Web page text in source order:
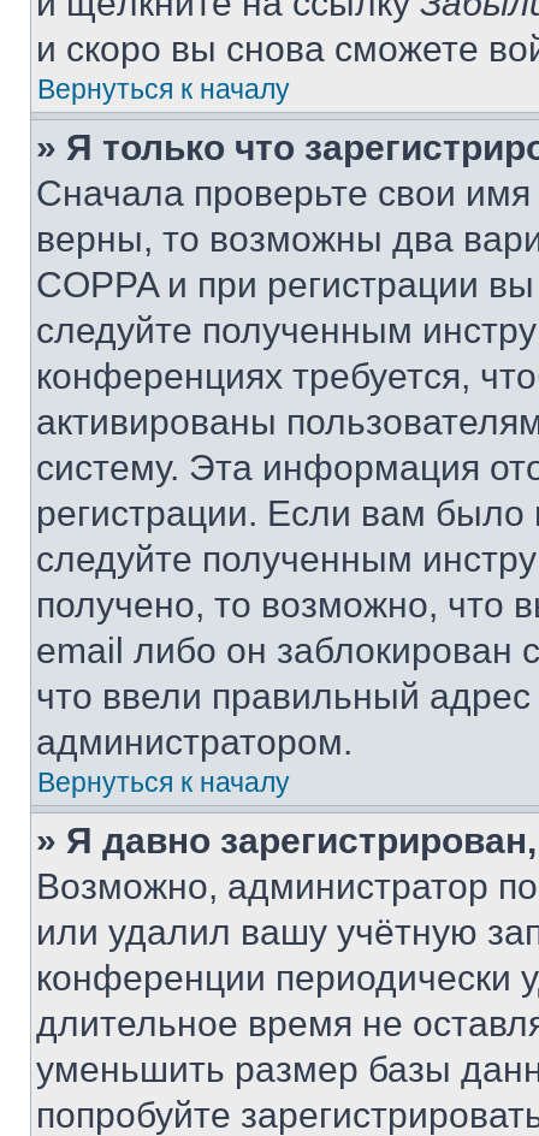
и скоро вы снова сможете
Вернуться к началу
» Я только что
Сначала проверьте свои
верны, то возможны два
COPPA и при регистрации
следуйте полученным
конференциях требуется,
активированы
систему. Эта информация
регистрации. Если вам
следуйте полученным
получено, то возможно, что
email либо он
что ввели правильный адрес
администратором.
Вернуться к началу
» Я давно
Возможно, администратор
или удалил вашу учётную
конференции периодически
длительное время не
уменьшить размер базы
попробуйте